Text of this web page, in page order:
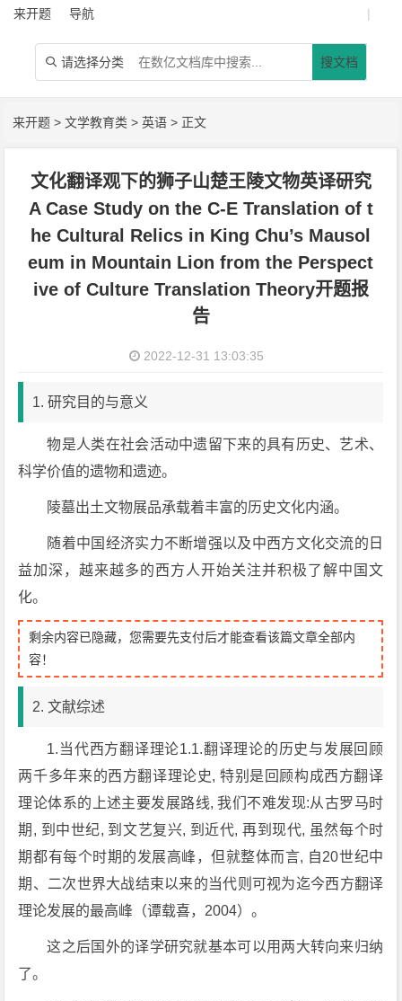
来开题 导航 |
 请选择分类 搜文档
来开题 >文学教育类 >英语 > 正文
文化翻译观下的狮子山楚王陵文物英译研究
A Case Study on the C-E Translation of t
he Cultural Relics in King Chu’s Mausol
eum in Mountain Lion from the Perspect
ive of Culture Translation Theory开题报
告
2022-12-31 13:03:35
1. 研究目的与意义
物是人类在社会活动中遗留下来的具有历史、艺术、
科学价值的遗物和遗迹。
陵墓出土文物展品承载着丰富的历史文化内涵。
随着中国经济实力不断增强以及中西方文化交流的日
益加深，越来越多的西方人开始关注并积极了解中国文
化。
剩余内容已隐藏，您需要先支付后才能查看该篇文章全部内
容！
2. 文献综述
1.当代西方翻译理论1.1.翻译理论的历史与发展回顾
两千多年来的西方翻译理论史, 特别是回顾构成西方翻译
理论体系的上述主要发展路线, 我们不难发现:从古罗马时
期, 到中世纪, 到文艺复兴, 到近代, 再到现代, 虽然每个时
期都有每个时期的发展高峰，但就整体而言, 自20世纪中
期、二次世界大战结束以来的当代则可视为迄今西方翻译
理论发展的最高峰（谭载喜，2004）。
这之后国外的译学研究就基本可以用两大转向来归纳
了。